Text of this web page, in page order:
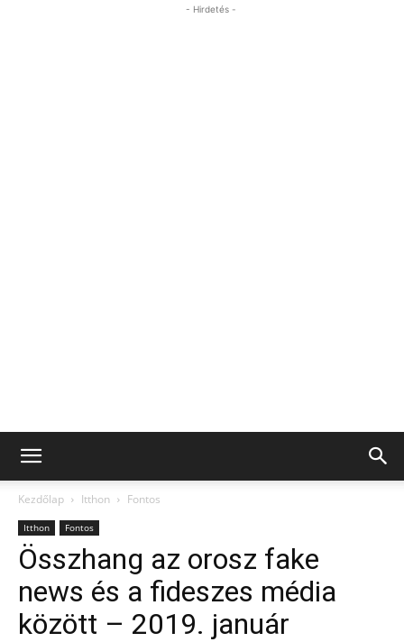
- Hirdetés -
Kezdőlap Itthon Fontos
Itthon Fontos
Összhang az orosz fake
news és a fideszes média
között – 2019. január